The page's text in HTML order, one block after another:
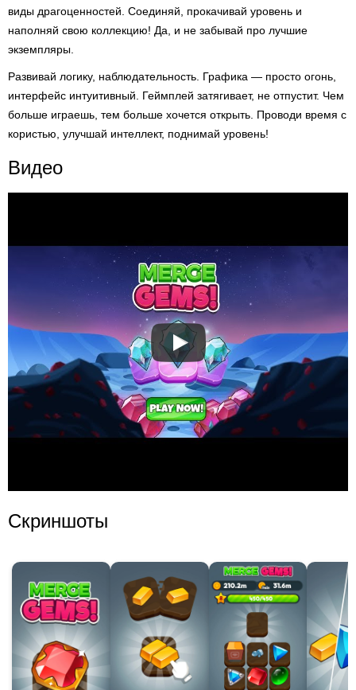
виды драгоценностей. Соединяй, прокачивай уровень и
наполняй свою коллекцию! Да, и не забывай про лучшие
экземпляры.
Развивай логику, наблюдательность. Графика — просто огонь,
интерфейс интуитивный. Геймплей затягивает, не отпустит. Чем
больше играешь, тем больше хочется открыть. Проводи время с
користью, улучшай интеллект, поднимай уровень!
Видео
Скриншоты